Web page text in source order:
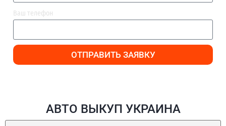
Ваш телефон
ОТПРАВИТЬ ЗАЯВКУ
АВТО ВЫКУП УКРАИНА